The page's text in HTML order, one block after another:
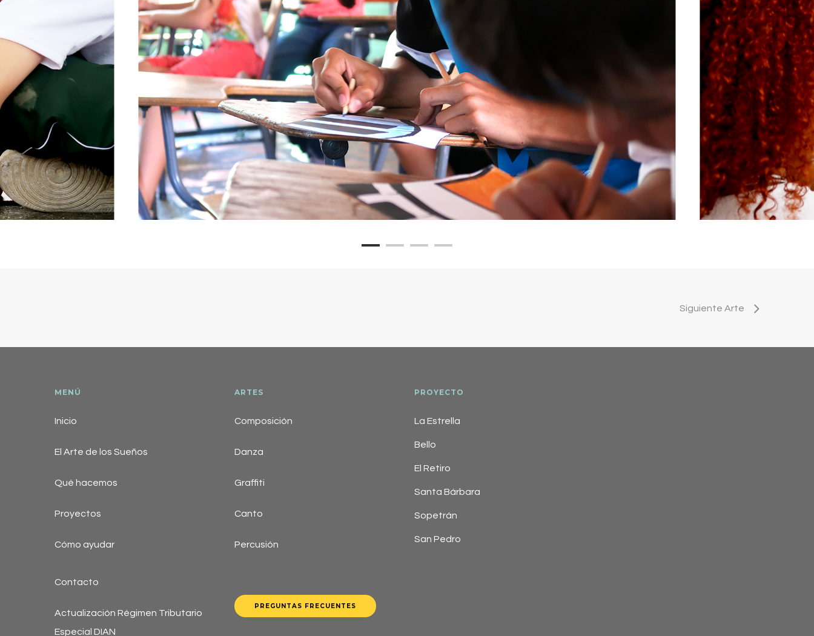
Siguiente Arte
MENÚ
Inicio
El Arte de los Sueños
Qué hacemos
Proyectos
Cómo ayudar
Contacto
Actualización Régimen Tributario
Especial DIAN
ARTES
Composición
Danza
Graffiti
Canto
Percusión
PREGUNTAS FRECUENTES
PROYECTO
La Estrella
Bello
El Retiro
Santa Bárbara
Sopetrán
San Pedro